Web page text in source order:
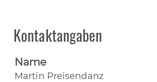
Kontaktangaben
Name
Martin Preisendanz